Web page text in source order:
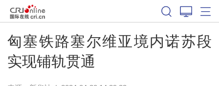
匈塞铁路塞尔维亚境内诺苏段
实现铺轨贯通